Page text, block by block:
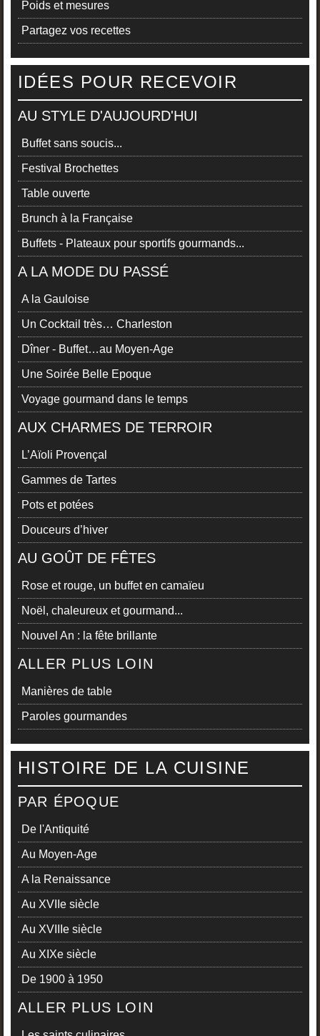
Poids et mesures
Partagez vos recettes
IDÉES POUR RECEVOIR
AU STYLE D'AUJOURD'HUI
Buffet sans soucis...
Festival Brochettes
Table ouverte
Brunch à la Française
Buffets - Plateaux pour sportifs gourmands...
A LA MODE DU PASSÉ
A la Gauloise
Un Cocktail très… Charleston
Dîner - Buffet…au Moyen-Age
Une Soirée Belle Epoque
Voyage gourmand dans le temps
AUX CHARMES DE TERROIR
L’Aïoli Provençal
Gammes de Tartes
Pots et potées
Douceurs d’hiver
AU GOÛT DE FÊTES
Rose et rouge, un buffet en camaïeu
Noël, chaleureux et gourmand...
Nouvel An : la fête brillante
ALLER PLUS LOIN
Manières de table
Paroles gourmandes
HISTOIRE DE LA CUISINE
PAR ÉPOQUE
De l'Antiquité
Au Moyen-Age
A la Renaissance
Au XVIIe siècle
Au XVIIIe siècle
Au XIXe siècle
De 1900 à 1950
ALLER PLUS LOIN